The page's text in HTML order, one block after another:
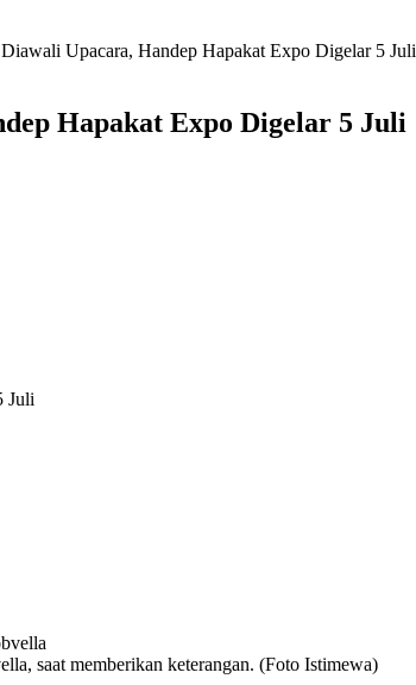
Upacara, Handep Hapakat Expo Digelar 5 Juli
Hapakat Expo Digelar 5 Juli
Juli
saat memberikan keterangan. (Foto Istimewa)